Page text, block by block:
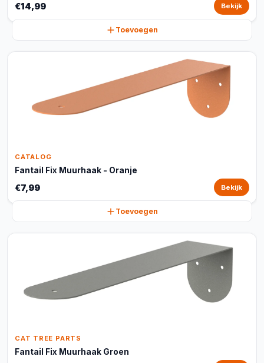
€14,99 Bekijk
Toevoegen
CATALOG
Fantail Fix Muurhaak - Oranje
€7,99 Bekijk
Toevoegen
CAT TREE PARTS
Fantail Fix Muurhaak Groen